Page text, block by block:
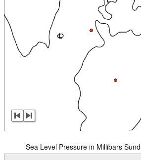
Sea Level Pressure in Millibars